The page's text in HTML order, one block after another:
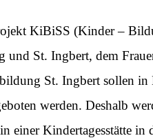
KiBiSS (Kinder –
St. Ingbert, dem
St. Ingbert sollen in
werden. Deshalb
einer Kindertagesstätte in